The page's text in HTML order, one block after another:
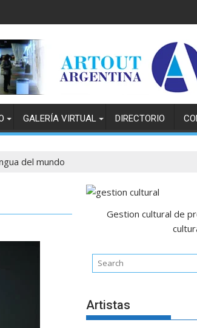
GALERÍA VIRTUAL DIRECTORIO
del mundo
Gestion cultural de
Artistas